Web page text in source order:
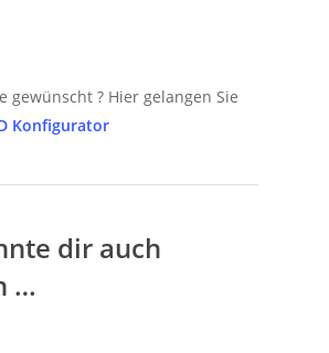
gewünscht ? Hier gelangen Sie
Konfigurator
dir auch
…